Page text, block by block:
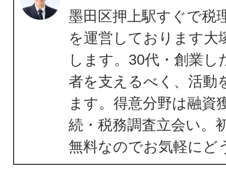
墨田区押上駅すぐで税
を運営しております大
します。30代・創業し
者を支えるべく、活動
ます。得意分野は融資
続・税務調査立会い。
無料なのでお気軽にど